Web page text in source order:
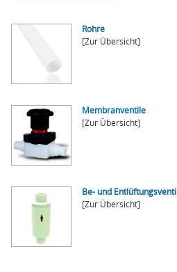
Rohre
[Zur Übersicht]
Membranventile
[Zur Übersicht]
Be- und
[Zur Übersicht]